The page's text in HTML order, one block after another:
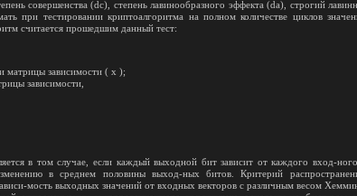
совершенства (dc), степень лавинообразного эффекта (da), строгий
при тестировании криптоалгоритма на полном количестве циклов
считается прошедшим данный тест:
матрицы зависимости ( х );
зависимости,
в том случае, если каждый выходной бит зависит от каждого вход-
в среднем половины выход-ных битов. Критерий
мость выходных значений от входных векторов с различным весом